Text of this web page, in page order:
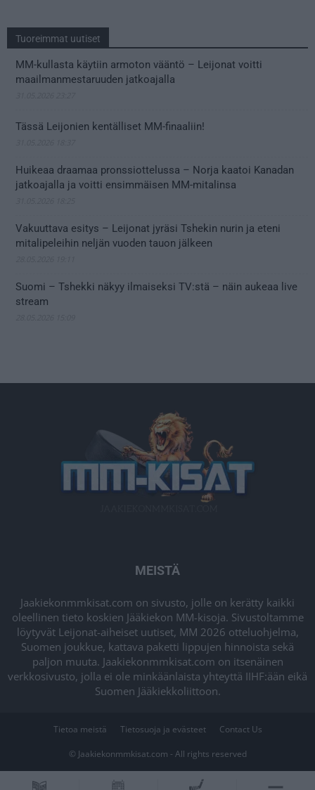
Tuoreimmat uutiset
MM-kullasta käytiin armoton vääntö – Leijonat voitti
maailmanmestaruuden jatkoajalla
Tässä Leijonien kentälliset MM-finaaliin!
Huikeaa draamaa pronssiottelussa – Norja kaatoi Kanadan
jatkoajalla ja voitti ensimmäisen MM-mitalinsa
Vakuuttava esitys – Leijonat jyräsi Tshekin nurin ja eteni
mitalipeleihin neljän vuoden tauon jälkeen
Suomi – Tshekki näkyy ilmaiseksi TV:stä – näin aukeaa live
stream
MEISTÄ
Jaakiekonmmkisat.com on sivusto, jolle on kerätty kaikki
oleellinen tieto koskien Jääkiekon MM-kisoja. Sivustoltamme
löytyvät Leijonat-aiheiset uutiset, MM 2026 otteluohjelma,
Suomen joukkue, kattava paketti lippujen hinnoista sekä
paljon muuta. Jaakiekonmmkisat.com on itsenäinen
verkkosivusto, jolla ei ole minkäänlaista yhteyttä IIHF:ään eikä
Suomen Jääkiekkoliittoon.
Tietoa meistä Tietosuoja ja evästeet Contact Us
© Jaakiekonmmkisat.com - All rights reserved